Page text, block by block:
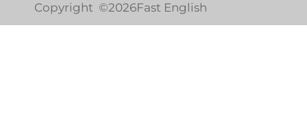
Copyright ©2026Fast English